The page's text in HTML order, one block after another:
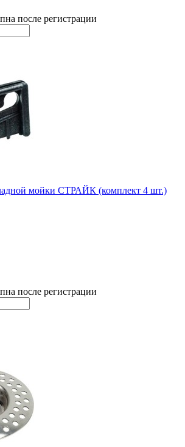
после регистрации
мойки СТРАЙК (комплект 4 шт.)
после регистрации